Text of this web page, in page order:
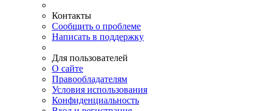
Контакты
Сообщить о проблеме
Написать в поддержку
Для пользователей
О сайте
Правообладателям
Условия использования
Конфиденциальность